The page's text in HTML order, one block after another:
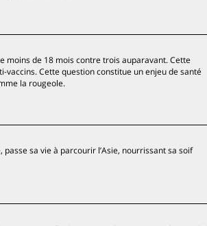
moins de 18 mois contre trois auparavant. Cette
Cette question constitue un enjeu de santé
la rougeole.
sa vie à parcourir l’Asie, nourrissant sa soif